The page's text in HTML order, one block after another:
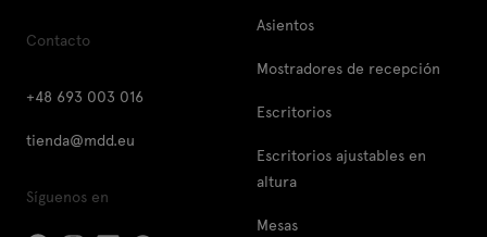
Contacto
+48 693 003 016
tienda@mdd.eu
Síguenos en
Asientos
Mostradores de recepción
Escritorios
Escritorios ajustables en
altura
Mesas